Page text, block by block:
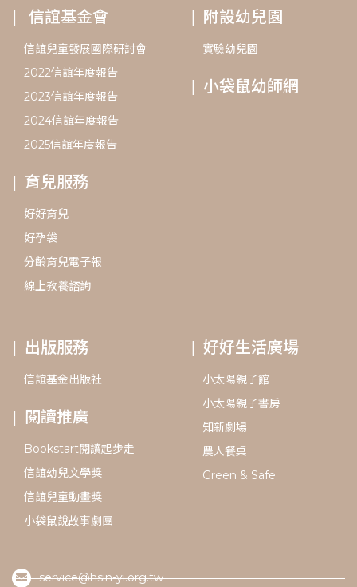
信誼基金會
信誼兒童發展國際研討會
2022信誼年度報告
2023信誼年度報告
2024信誼年度報告
2025信誼年度報告
育兒服務
好好育兒
好孕袋
分齡育兒電子報
線上教養諮詢
附設幼兒園
實驗幼兒園
小袋鼠幼師網
出版服務
信誼基金出版社
閱讀推廣
Bookstart閱讀起步走
信誼幼兒文學獎
信誼兒童動畫獎
小袋鼠說故事劇團
好好生活廣場
小太陽親子館
小太陽親子書房
知新劇場
農人餐桌
Green & Safe
service@hsin-yi.org.tw